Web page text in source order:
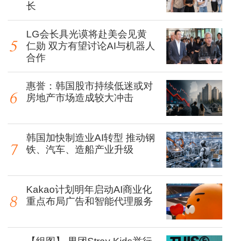
长
LG会长具光谟将赴美会见黄
仁勋 双方有望讨论AI与机器人
合作
惠誉：韩国股市持续低迷或对
房地产市场造成较大冲击
韩国加快制造业AI转型 推动钢
铁、汽车、造船产业升级
Kakao计划明年启动AI商业化
重点布局广告和智能代理服务